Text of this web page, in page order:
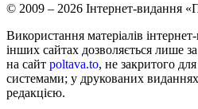
© 2009 – 2026 Інтернет-видання
Використання матеріалів
інших сайтах дозволяється лише
на сайт poltava.to, не закритого
системами; у друкованих
редакцією.